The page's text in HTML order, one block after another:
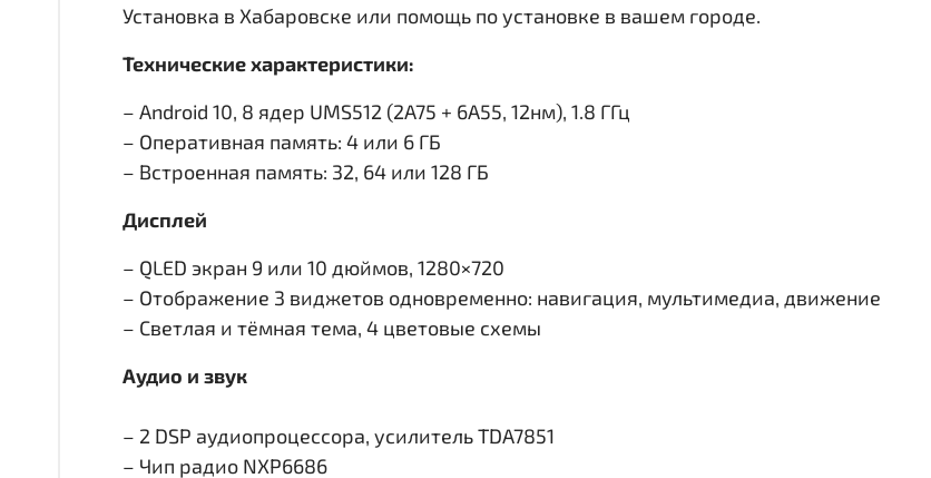
Установка в Хабаровске или помощь по установке в вашем городе.
Технические характеристики:
– Android 10, 8 ядер UMS512 (2A75 + 6A55, 12нм), 1.8 ГГц
– Оперативная память: 4 или 6 ГБ
– Встроенная память: 32, 64 или 128 ГБ
Дисплей
– QLED экран 9 или 10 дюймов, 1280×720
– Отображение 3 виджетов одновременно: навигация, мультимедиа, движение
– Светлая и тёмная тема, 4 цветовые схемы
Аудио и звук
– 2 DSP аудиопроцессора, усилитель TDA7851
– Чип радио NXP6686